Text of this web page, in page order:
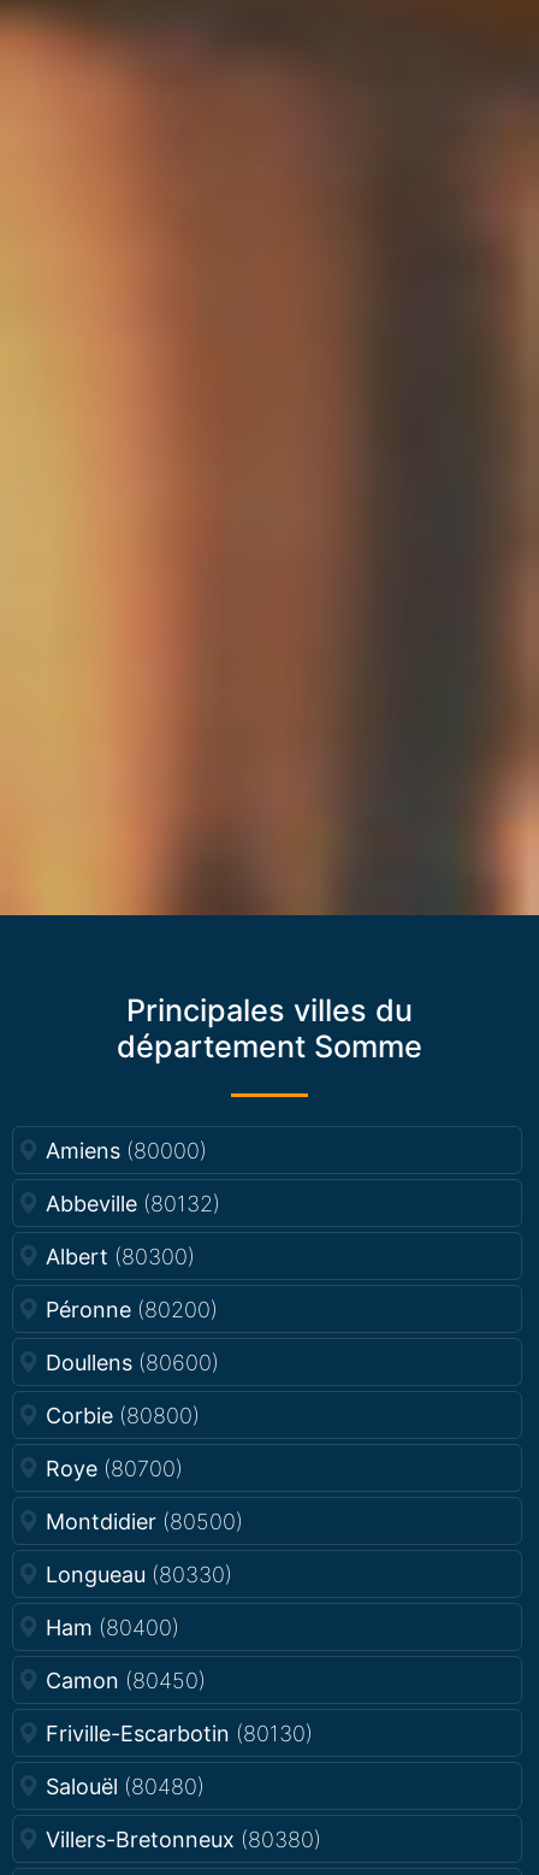
Principales villes du
département Somme
Amiens (80000)
Abbeville (80132)
Albert (80300)
Péronne (80200)
Doullens (80600)
Corbie (80800)
Roye (80700)
Montdidier (80500)
Longueau (80330)
Ham (80400)
Camon (80450)
Friville-Escarbotin (80130)
Salouël (80480)
Villers-Bretonneux (80380)